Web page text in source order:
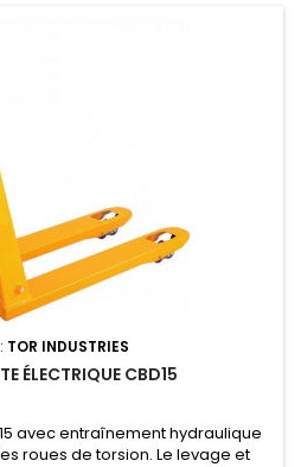
TOR INDUSTRIES
ÉLECTRIQUE CBD15
avec entraînement hydraulique
roues de torsion. Le levage et